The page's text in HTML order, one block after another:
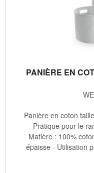
PANIÈRE EN
Panière en coton
Pratique pour le
Matière : 100%
épaisse - Utilisation